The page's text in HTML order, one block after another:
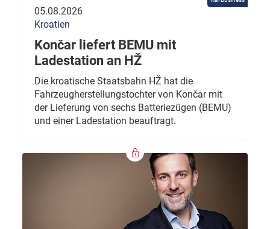
05.08.2026
Kroatien
Končar liefert BEMU mit
Ladestation an HŽ
Die kroatische Staatsbahn HŽ hat die
Fahrzeugherstellungstochter von Končar mit
der Lieferung von sechs Batteriezügen (BEMU)
und einer Ladestation beauftragt.